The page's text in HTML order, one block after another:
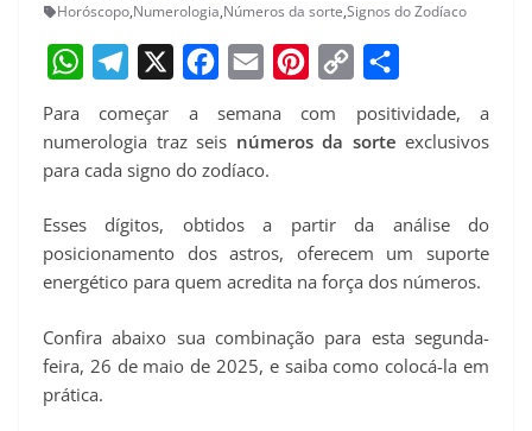
Horóscopo,Numerologia,Números da sorte,Signos do Zodíaco
h
a
s
A
p
e
l
r
m
a
c
b
o
k
m
a
l
i
r
s
o
L
i
k
h
e
Para começar a semana com positividade, a
numerologia traz seis números da sorte exclusivos
para cada signo do zodíaco.
Esses dígitos, obtidos a partir da análise do
posicionamento dos astros, oferecem um suporte
energético para quem acredita na força dos números.
Confira abaixo sua combinação para esta segunda-
feira, 26 de maio de 2025, e saiba como colocá-la em
prática.